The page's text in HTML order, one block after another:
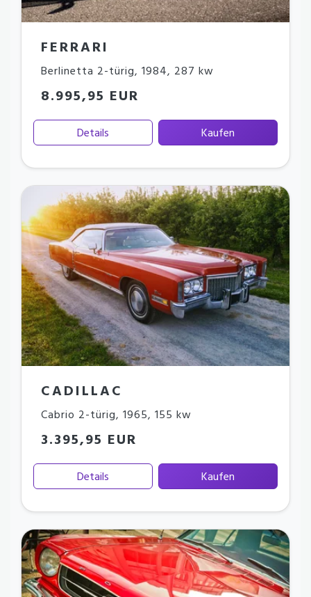
FERRARI
Berlinetta 2-türig, 1984, 287 kw
8.995,95 EUR
Details Kaufen
CADILLAC
Cabrio 2-türig, 1965, 155 kw
3.395,95 EUR
Details Kaufen